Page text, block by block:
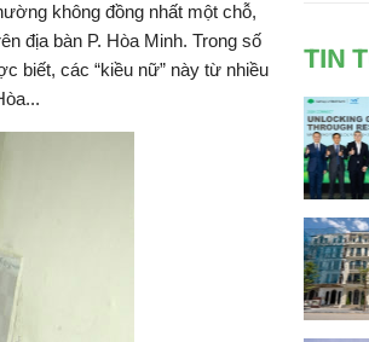
không đồng nhất một chỗ,
địa bàn P. Hòa Minh. Trong số
biết, các “kiều nữ” này từ nhiều
TIN